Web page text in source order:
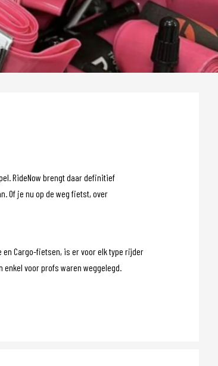
RideNow brengt daar definitief
Of je nu op de weg fietst, over
en Cargo-fietsen, is er voor elk type rijder
voor profs waren weggelegd.